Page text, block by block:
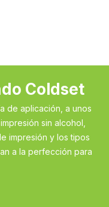
Coldset
de aplicación, a unos
sin alcohol,
impresión y los tipos
a la perfección para